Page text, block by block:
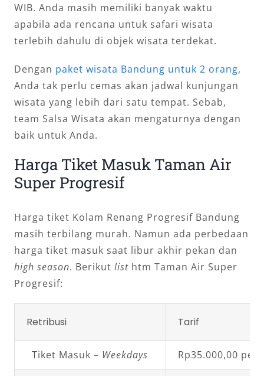
WIB. Anda masih memiliki banyak waktu
apabila ada rencana untuk safari wisata
terlebih dahulu di objek wisata terdekat.
Dengan paket wisata Bandung untuk 2 orang,
Anda tak perlu cemas akan jadwal kunjungan
wisata yang lebih dari satu tempat. Sebab,
team Salsa Wisata akan mengaturnya dengan
baik untuk Anda.
Harga Tiket Masuk Taman Air
Super Progresif
Harga tiket Kolam Renang Progresif Bandung
masih terbilang murah. Namun ada perbedaan
harga tiket masuk saat libur akhir pekan dan
high season. Berikut listhtm Taman Air Super
Progresif:
Retribusi Tarif
Tiket Masuk – Weekdays Rp35.000,00 per